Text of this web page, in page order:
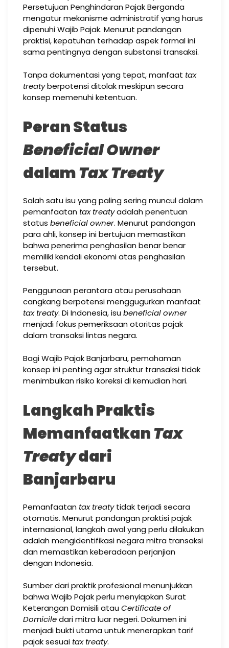
Persetujuan Penghindaran Pajak Berganda
mengatur mekanisme administratif yang harus
dipenuhi Wajib Pajak. Menurut pandangan
praktisi, kepatuhan terhadap aspek formal ini
sama pentingnya dengan substansi transaksi.
Tanpa dokumentasi yang tepat, manfaat tax
treatyberpotensi ditolak meskipun secara
konsep memenuhi ketentuan.
Peran Status
Beneficial Owner
dalamTax Treaty
Salah satu isu yang paling sering muncul dalam
pemanfaatan tax treatyadalah penentuan
status beneficial owner. Menurut pandangan
para ahli, konsep ini bertujuan memastikan
bahwa penerima penghasilan benar benar
memiliki kendali ekonomi atas penghasilan
tersebut.
Penggunaan perantara atau perusahaan
cangkang berpotensi menggugurkan manfaat
tax treaty. Di Indonesia, isubeneficial owner
menjadi fokus pemeriksaan otoritas pajak
dalam transaksi lintas negara.
Bagi Wajib Pajak Banjarbaru, pemahaman
konsep ini penting agar struktur transaksi tidak
menimbulkan risiko koreksi di kemudian hari.
Langkah Praktis
MemanfaatkanTax
Treatydari
Banjarbaru
Pemanfaatan tax treatytidak terjadi secara
otomatis. Menurut pandangan praktisi pajak
internasional, langkah awal yang perlu dilakukan
adalah mengidentifikasi negara mitra transaksi
dan memastikan keberadaan perjanjian
dengan Indonesia.
Sumber dari praktik profesional menunjukkan
bahwa Wajib Pajak perlu menyiapkan Surat
Keterangan Domisili atauCertificate of
Domiciledari mitra luar negeri. Dokumen ini
menjadi bukti utama untuk menerapkan tarif
pajak sesuai tax treaty.